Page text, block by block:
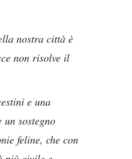
nostra città è
non risolve il
e una
sostegno
feline, che con